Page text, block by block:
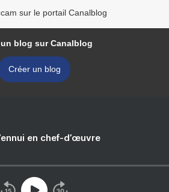
sur le portail Canalblog
un blog sur Canalblog
Créer un blog
en chef-d’œuvre